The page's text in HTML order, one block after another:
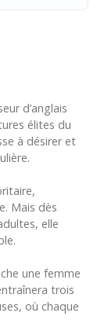
d’anglais
élites du
à désirer et
Mais dès
elle
une femme
trois
où chaque